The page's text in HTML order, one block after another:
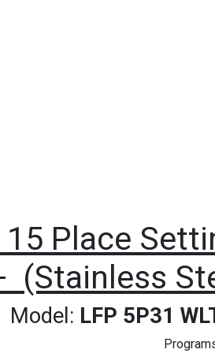
Place
(Stainless
Model: LFP 5P31